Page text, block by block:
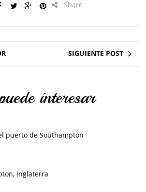
Share
SIGUIENTE POST
interesar
puerto de Southampton
Inglaterra